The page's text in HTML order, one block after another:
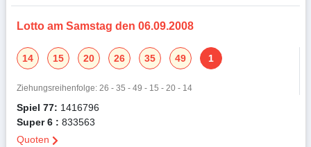
Lotto am Samstag den 06.09.2008
14 15 20 26 35 49 1
Ziehungsreihenfolge: 26 - 35 - 49 - 15 - 20 - 14
Spiel 77: 1416796
Super 6 : 833563
Quoten